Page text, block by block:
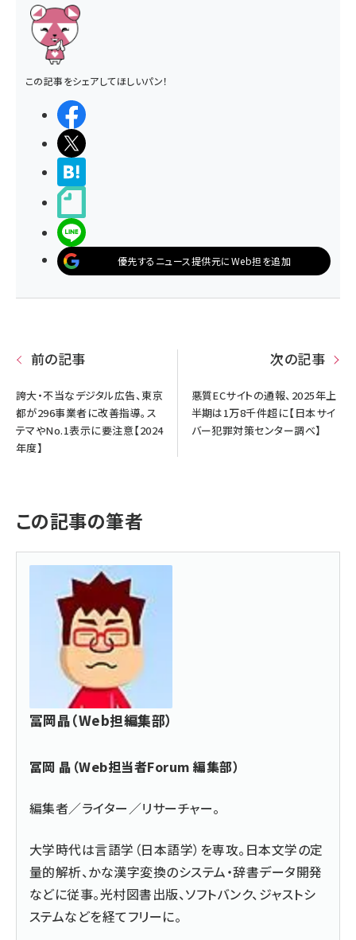
この記事をシェアしてほしいパン！
優先するニュース提供元にWeb担を追加
前の記事
誇大・不当なデジタル広告、東京
都が296事業者に改善指導。ス
テマやNo.1表示に要注意【2024
年度】
次の記事
悪質ECサイトの通報、2025年上
半期は1万8千件超に【日本サイ
バー犯罪対策センター調べ】
この記事の筆者
冨岡晶（Web担編集部）
冨岡 晶（Web担当者Forum 編集部）
編集者／ライター／リサーチャー。
大学時代は言語学（日本語学）を専攻。日本文学の定
量的解析、かな漢字変換のシステム・辞書データ開発
などに従事。光村図書出版、ソフトバンク、ジャストシ
ステムなどを経てフリーに。